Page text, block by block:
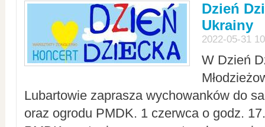
Dzień
Ukrainy
2022-05-31
W Dzień
Lubartowie zaprasza wychowanków do
oraz ogrodu PMDK. 1 czerwca o godz.